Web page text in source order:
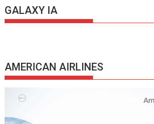
GALAXY IA
AMERICAN AIRLINES